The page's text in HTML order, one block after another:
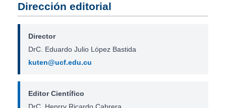
Dirección editorial
Director
DrC. Eduardo Julio López Bastida
kuten@ucf.edu.cu
Editor Científico